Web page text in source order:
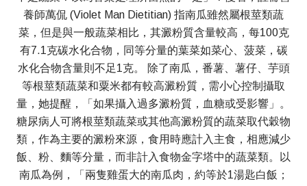
養師萬侃 (Violet Man Dietitian) 指南瓜雖然屬根莖類蔬
菜，但是與一般蔬菜相比，其澱粉質含量較高，每100克
有7.1克碳水化合物，同等分量的葉菜如菜心、菠菜，碳
水化合物含量則不足1克。 除了南瓜，番薯、薯仔、芋頭
等根莖類蔬菜和粟米都有較高澱粉質，需小心控制攝取
量，她提醒，「如果攝入過多澱粉質，血糖或受影響」。
糖尿病人可將根莖類蔬菜或其他高澱粉質的蔬菜取代穀物
類，作為主要的澱粉來源，食用時應計入主食，相應減少
飯、粉、麵等分量，而非計入食物金字塔中的蔬菜類。以
南瓜為例，「兩隻雞蛋大的南瓜肉，約等於1湯匙白飯；